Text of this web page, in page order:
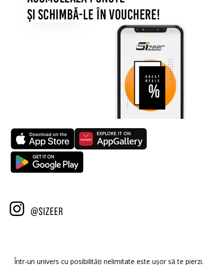
Într-un univers cu posibilități nelimitate este ușor să te pierzi.